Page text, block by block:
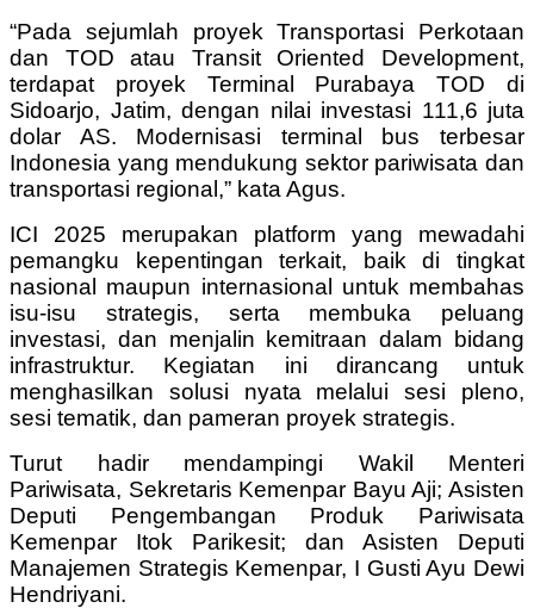
“Pada sejumlah proyek Transportasi Perkotaan
dan TOD atau Transit Oriented Development,
terdapat proyek Terminal Purabaya TOD di
Sidoarjo, Jatim, dengan nilai investasi 111,6 juta
dolar AS. Modernisasi terminal bus terbesar
Indonesia yang mendukung sektor pariwisata dan
transportasi regional,” kata Agus.
ICI 2025 merupakan platform yang mewadahi
pemangku kepentingan terkait, baik di tingkat
nasional maupun internasional untuk membahas
isu-isu strategis, serta membuka peluang
investasi, dan menjalin kemitraan dalam bidang
infrastruktur. Kegiatan ini dirancang untuk
menghasilkan solusi nyata melalui sesi pleno,
sesi tematik, dan pameran proyek strategis.
Turut hadir mendampingi Wakil Menteri
Pariwisata, Sekretaris Kemenpar Bayu Aji; Asisten
Deputi Pengembangan Produk Pariwisata
Kemenpar Itok Parikesit; dan Asisten Deputi
Manajemen Strategis Kemenpar, I Gusti Ayu Dewi
Hendriyani.